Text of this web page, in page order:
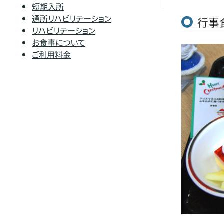
行事
短期入所
通所リハビリテーション
リハビリテーション
お食事について
ご利用料金